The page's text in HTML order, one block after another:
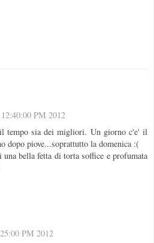
PM 2012
tempo sia dei migliori. Un giorno c'e' il
dopo piove...soprattutto la domenica :(
bella fetta di torta soffice e profumata
PM 2012